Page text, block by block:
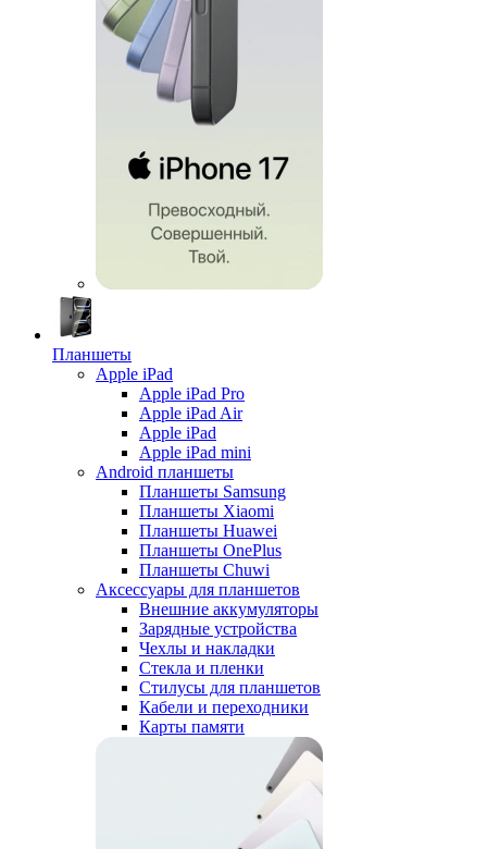
Планшеты
Apple iPad
Apple iPad Pro
Apple iPad Air
Apple iPad
Apple iPad mini
Android планшеты
Планшеты Samsung
Планшеты Xiaomi
Планшеты Huawei
Планшеты OnePlus
Планшеты Chuwi
Аксессуары для планшетов
Внешние аккумуляторы
Зарядные устройства
Чехлы и накладки
Стекла и пленки
Стилусы для планшетов
Кабели и переходники
Карты памяти